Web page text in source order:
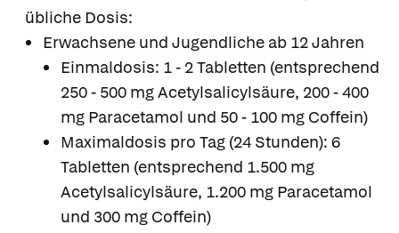
übliche Dosis:
Erwachsene und Jugendliche ab 12 Jahren
Einmaldosis: 1 - 2 Tabletten (entsprechend
250 - 500 mg Acetylsalicylsäure, 200 - 400
mg Paracetamol und 50 - 100 mg Coffein)
Maximaldosis pro Tag (24 Stunden): 6
Tabletten (entsprechend 1.500 mg
Acetylsalicylsäure, 1.200 mg Paracetamol
und 300 mg Coffein)